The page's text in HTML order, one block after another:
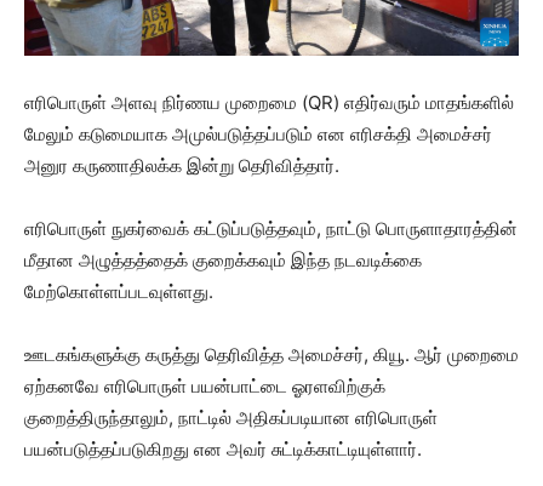
எரிபொருள் அளவு நிர்ணய முறைமை (QR) எதிர்வரும் மாதங்களில்
மேலும் கடுமையாக அமுல்படுத்தப்படும் என எரிசக்தி அமைச்சர்
அனுர கருணாதிலக்க இன்று தெரிவித்தார்.
எரிபொருள் நுகர்வைக் கட்டுப்படுத்தவும், நாட்டு பொருளாதாரத்தின்
மீதான அழுத்தத்தைக் குறைக்கவும் இந்த நடவடிக்கை
மேற்கொள்ளப்படவுள்ளது.
ஊடகங்களுக்கு கருத்து தெரிவித்த அமைச்சர், கியூ. ஆர் முறைமை
ஏற்கனவே எரிபொருள் பயன்பாட்டை ஓரளவிற்குக்
குறைத்திருந்தாலும், நாட்டில் அதிகப்படியான எரிபொருள்
பயன்படுத்தப்படுகிறது என அவர் சுட்டிக்காட்டியுள்ளார்.